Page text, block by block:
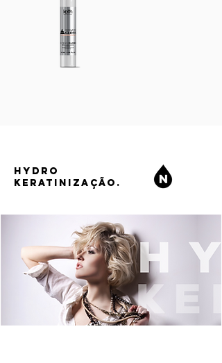
HYDRO
KERATINIZAÇÃO.